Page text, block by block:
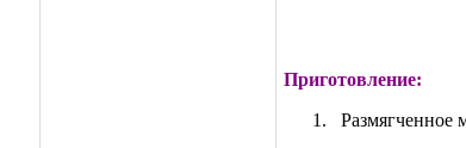
Приготовление:
Размягченное